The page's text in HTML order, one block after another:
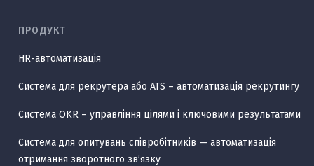
ПРОДУКТ
HR-автоматизація
Система для рекрутера або ATS – автоматизація рекрутингу
Система OKR – управління цілями і ключовими результатами
Система для опитувань співробітників — автоматизація
отримання зворотного звʼязку